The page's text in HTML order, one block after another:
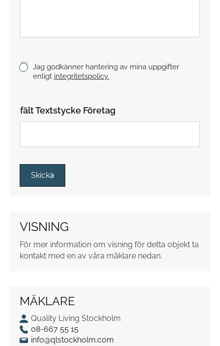
y
e
K
s
o
Jag godkänner hantering av mina uppgifter
enligt integritetspolicy.
fält Textstycke Företag
Skicka
VISNING
För mer information om visning för detta objekt ta
kontakt med en av våra mäklare nedan.
MÄKLARE
Quality Living Stockholm
08-667 55 15
info@qlstockholm.com